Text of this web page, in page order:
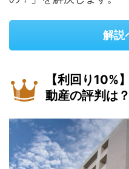
解説
【利回り10%
動産の評判は？